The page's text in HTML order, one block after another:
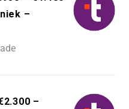
–
–